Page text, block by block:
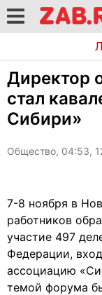
Директор
стал
Сибири»
Общество, 04:53,
7-8 ноября в
работников
участие 497
Федерации,
ассоциацию
темой форума